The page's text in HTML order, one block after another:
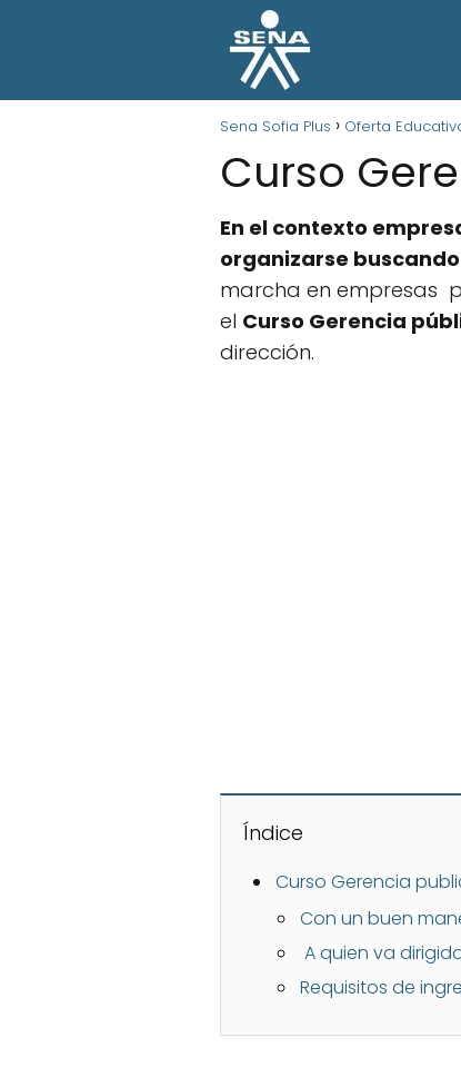
Sena Sofia Plus Oferta
Curso
En el contexto
organizarse
marcha en empresas
el Curso Gerencia
dirección.
Índice
Curso Gerencia
Con un buen
A quien va
Requisitos de